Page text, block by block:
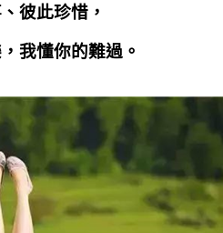
彼此珍惜，
我懂你的難過。